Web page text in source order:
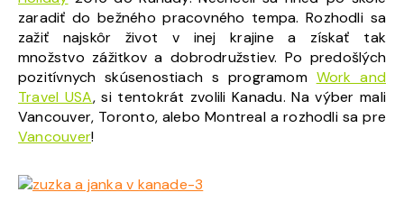
zaradiť do bežného pracovného tempa. Rozhodli sa
zažiť najskôr život v inej krajine a získať tak
množstvo zážitkov a dobrodružstiev. Po predošlých
pozitívnych skúsenostiach s programom Work and
Travel USA, si tentokrát zvolili Kanadu. Na výber mali
Vancouver, Toronto, alebo Montreal a rozhodli sa pre
Vancouver!